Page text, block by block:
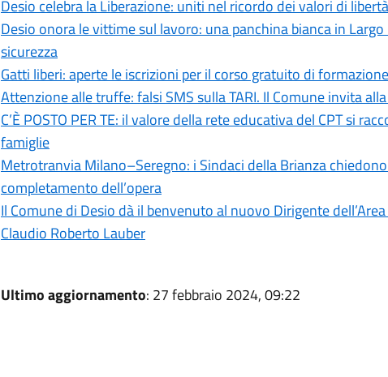
Desio celebra la Liberazione: uniti nel ricordo dei valori di
Desio onora le vittime sul lavoro: una panchina bianca in
sicurezza
Gatti liberi: aperte le iscrizioni per il corso gratuito di
Attenzione alle truffe: falsi SMS sulla TARI. Il Comune invita
C’È POSTO PER TE: il valore della rete educativa del CPT si
famiglie
Metrotranvia Milano–Seregno: i Sindaci della Brianza
completamento dell’opera
Il Comune di Desio dà il benvenuto al nuovo Dirigente
Claudio Roberto Lauber
Ultimo aggiornamento: 27 febbraio 2024, 09:22